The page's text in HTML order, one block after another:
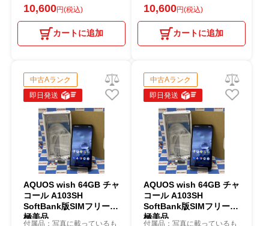
10,600円(税込)
カートに追加
10,600円(税込)
カートに追加
中古Aランク
即日発送
AQUOS wish 64GB チャ
コール A103SH
SoftBank版SIMフリー
極美品
付属品：写真に載っているも
中古Aランク
即日発送
AQUOS wish 64GB チャ
コール A103SH
SoftBank版SIMフリー
極美品
付属品：写真に載っているも